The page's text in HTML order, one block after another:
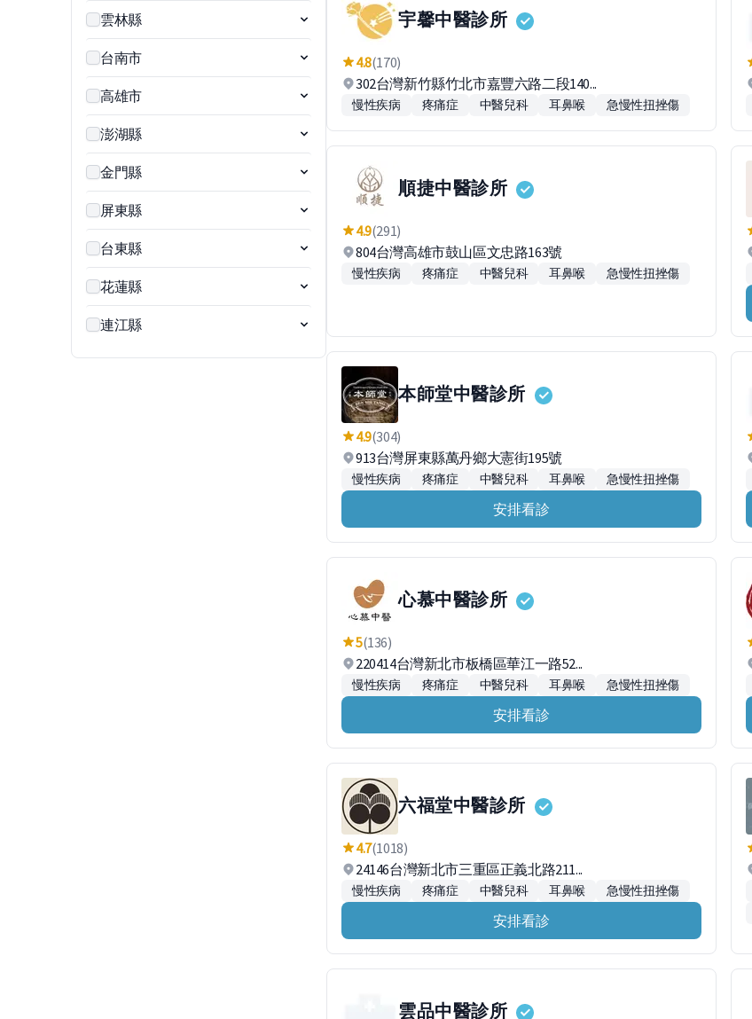
雲林縣
台南市
高雄市
澎湖縣
金門縣
屏東縣
台東縣
花蓮縣
連江縣
宇馨中醫診所
4.8(170)
302台灣新竹縣竹北市嘉豐六路二段140...
慢性疾病 疼痛症 中醫兒科 耳鼻喉 急慢性扭挫傷
順捷中醫診所
4.9(291)
804台灣高雄市鼓山區文忠路163號
慢性疾病 疼痛症 中醫兒科 耳鼻喉 急慢性扭挫傷
本師堂中醫診所
4.9(304)
913台灣屏東縣萬丹鄉大憲街195號
慢性疾病 疼痛症 中醫兒科 耳鼻喉 急慢性扭挫傷
安排看診
心慕中醫診所
5(136)
220414台灣新北市板橋區華江一路52...
慢性疾病 疼痛症 中醫兒科 耳鼻喉 急慢性扭挫傷
安排看診
六福堂中醫診所
4.7(1018)
24146台灣新北市三重區正義北路211...
慢性疾病 疼痛症 中醫兒科 耳鼻喉 急慢性扭挫傷
安排看診
雲品中醫診所